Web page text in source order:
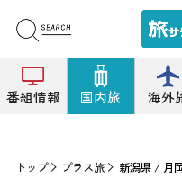
番組情報 国内旅 海外
トップ プラス旅 新潟県 / 月